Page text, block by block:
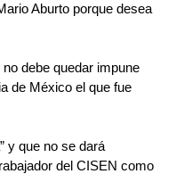
Aburto porque desea
debe quedar impune
de México el que fue
y que no se dará
del CISEN como